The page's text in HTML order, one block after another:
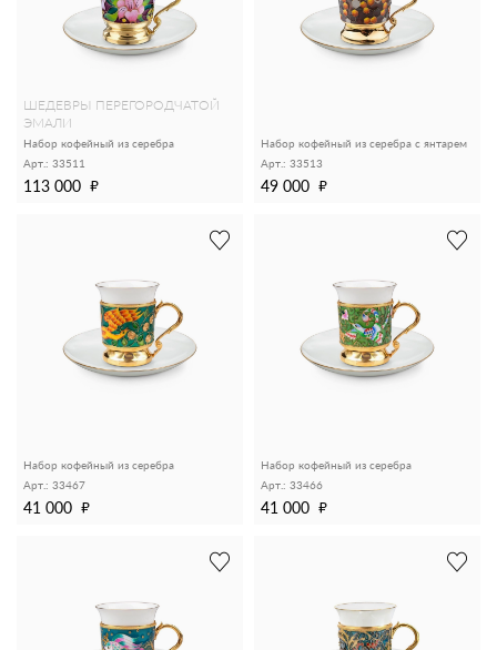
ШЕДЕВРЫ ПЕРЕГОРОДЧАТОЙ
ЭМАЛИ
Набор кофейный из серебра
Арт.: 33511
113 000
Набор кофейный из серебра с янтарем
Арт.: 33513
49 000
Набор кофейный из серебра
Арт.: 33467
41 000
Набор кофейный из серебра
Арт.: 33466
41 000